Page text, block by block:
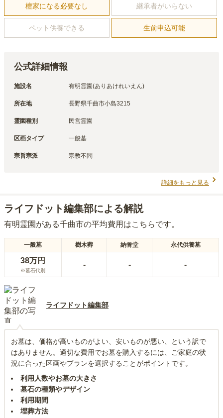
檀家になる必要なし 継承者がいらない
ペット供養できる 生前申込可能
公式詳細情報
施設名 有明霊園(ありあけれいえん)
所在地 長野県千曲市小島3215
霊園種別 民営霊園
区画タイプ 一般墓
宗旨宗派 宗教不問
詳細をもっと見る
ライフドット編集部による解説
有明霊園 がある千曲市の平均費用はこちらです。
一般墓 樹木葬 納骨堂 永代供養墓
38万円
※墓石代別
- - -
ライフドット編集部
お墓は、価格が高いものがよい、安いものが悪い、という訳で
はありません。適切な費用でお墓を購入するには、ご家庭の状
況に合った区画やプランを選択することがポイントです。
利用人数やお墓の大きさ
墓石の種類やデザイン
利用期間
埋葬方法